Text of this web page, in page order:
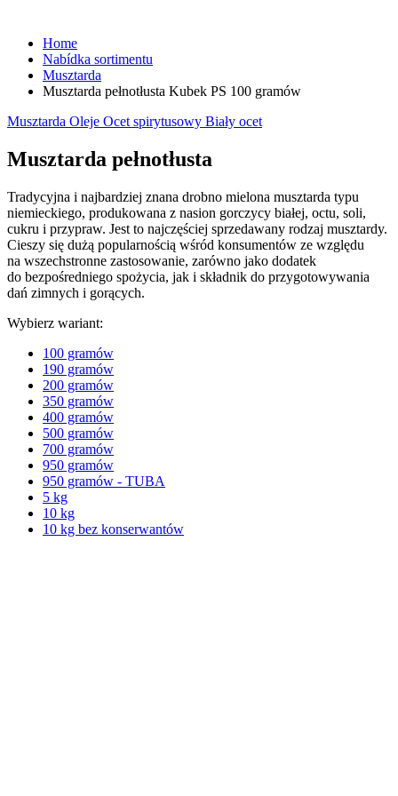
Home
Nabídka sortimentu
Musztarda
Musztarda pełnotłusta Kubek PS 100 gramów
Musztarda Oleje Ocet spirytusowy Biały ocet
Musztarda pełnotłusta
Tradycyjna i najbardziej znana drobno mielona musztarda typu
niemieckiego, produkowana z nasion gorczycy białej, octu, soli,
cukru i przypraw. Jest to najczęściej sprzedawany rodzaj musztardy.
Cieszy się dużą popularnością wśród konsumentów ze względu
na wszechstronne zastosowanie, zarówno jako dodatek
do bezpośredniego spożycia, jak i składnik do przygotowywania
dań zimnych i gorących.
Wybierz wariant:
100 gramów
190 gramów
200 gramów
350 gramów
400 gramów
500 gramów
700 gramów
950 gramów
950 gramów - TUBA
5 kg
10 kg
10 kg bez konserwantów